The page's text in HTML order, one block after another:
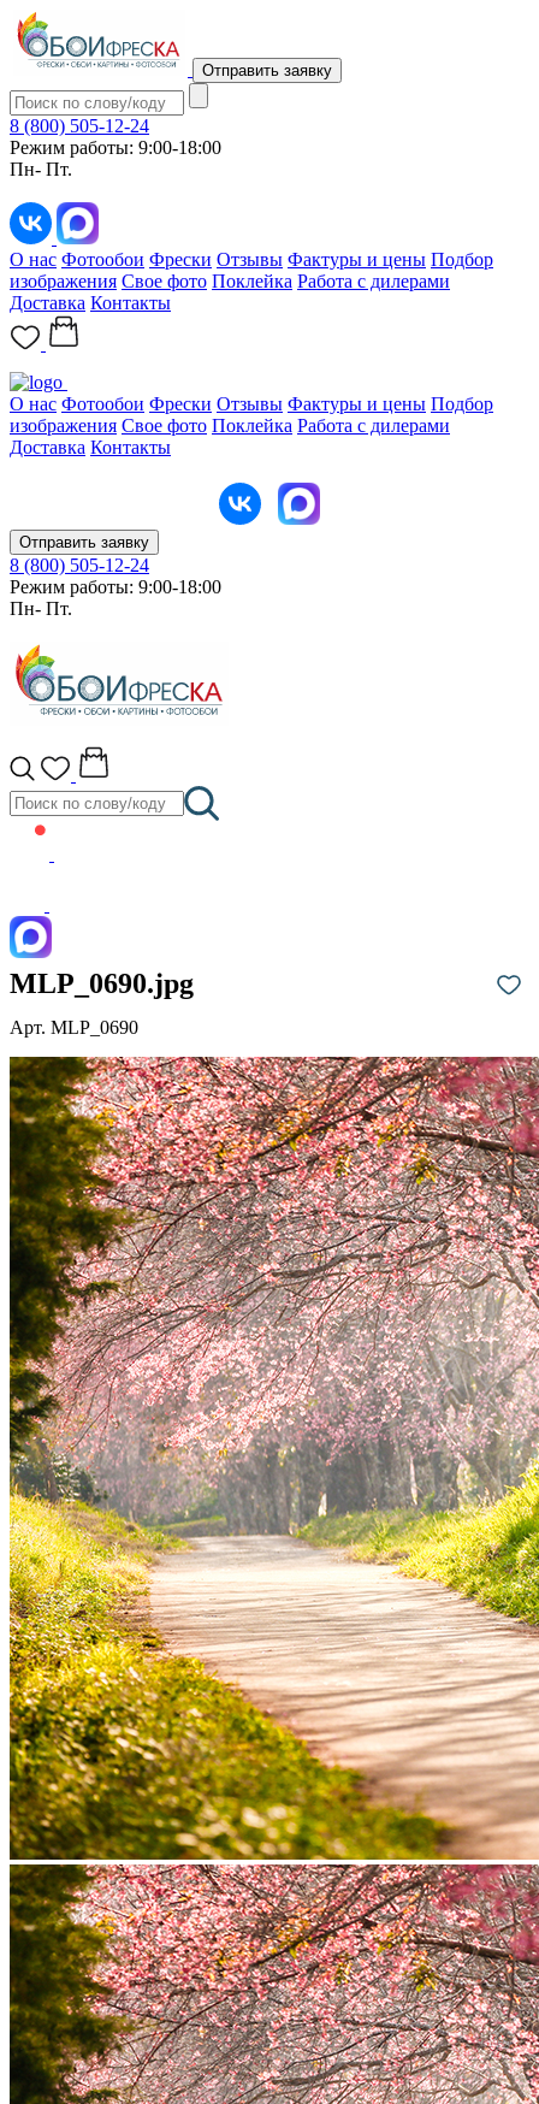
Отправить заявку
8 (800) 505-12-24
Режим работы: 9:00-18:00
Пн- Пт.
О нас Фотообои Фрески Отзывы Фактуры и цены Подбор
изображения Свое фото Поклейка Работа с дилерами
Доставка Контакты
О нас Фотообои Фрески Отзывы Фактуры и цены Подбор
изображения Свое фото Поклейка Работа с дилерами
Доставка Контакты
Отправить заявку
8 (800) 505-12-24
Режим работы: 9:00-18:00
Пн- Пт.
MLP_0690.jpg
Арт. MLP_0690